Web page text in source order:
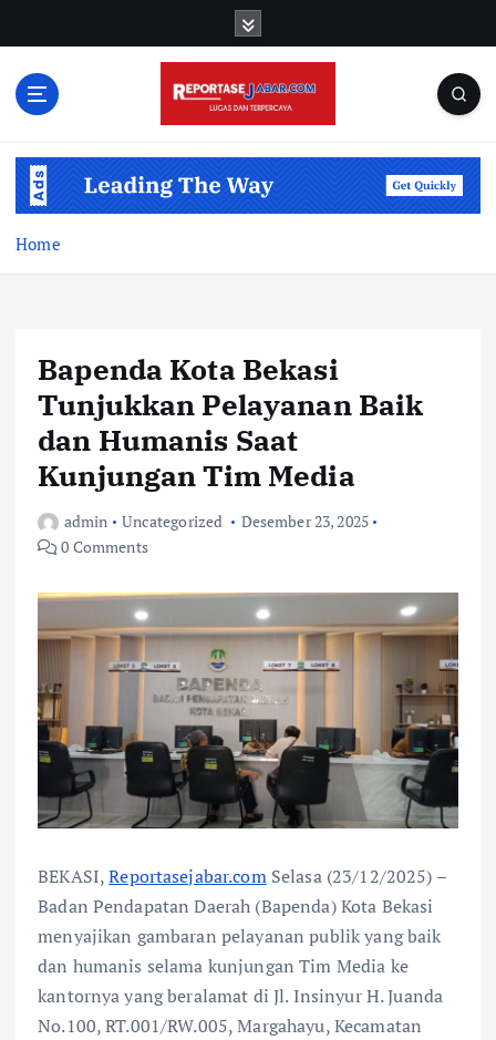
Home
Bapenda Kota Bekasi
Tunjukkan Pelayanan Baik
dan Humanis Saat
Kunjungan Tim Media
admin Uncategorized
Desember 23, 2025
0 Comments
BEKASI,Reportasejabar.comSelasa (23/12/2025) –
Badan Pendapatan Daerah (Bapenda) Kota Bekasi
menyajikan gambaran pelayanan publik yang baik
dan humanis selama kunjungan Tim Media ke
kantornya yang beralamat di Jl. Insinyur H. Juanda
No.100, RT.001/RW.005, Margahayu, Kecamatan